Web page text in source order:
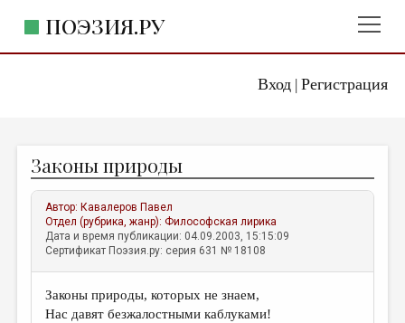
Вход| Регистрация
ПОЭЗИЯ.РУ
ЖАНРЫ
АВТОРЫ
КОММЕНТАРИИ
ЛИТСАЛОН
НОВОСТИ
Законы природы
Автор: Кавалеров Павел
Отдел (рубрика, жанр):Философская лирика
Дата и время публикации: 04.09.2003, 15:15:09
Сертификат Поэзия.ру: серия 631 № 18108
Законы природы, которых не знаем,
Нас давят безжалостными каблуками!